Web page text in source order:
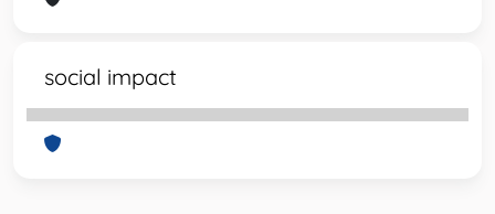
social impact